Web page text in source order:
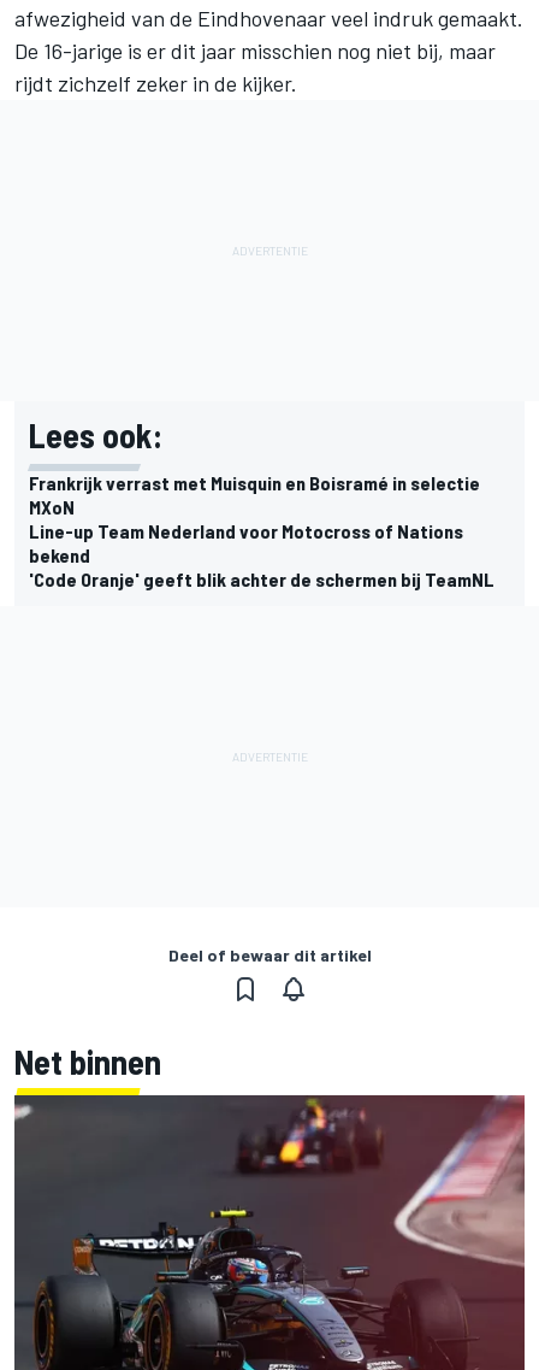
afwezigheid van de Eindhovenaar veel indruk gemaakt.
De 16-jarige is er dit jaar misschien nog niet bij, maar
rijdt zichzelf zeker in de kijker.
Lees ook:
Frankrijk verrast met Muisquin en Boisramé in selectie
MXoN
Line-up Team Nederland voor Motocross of Nations
bekend
'Code Oranje' geeft blik achter de schermen bij TeamNL
Deel of bewaar dit artikel
Net binnen